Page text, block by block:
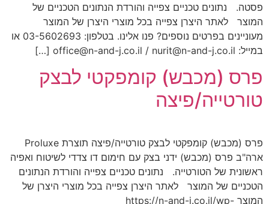
פסטה. נתונים טכניים צפייה והורדת הנתונים הטכניים של
המוצר לאתר היצרן צפייה בכל מוצרי היצרן של המוצר
מעוניינים בפרטים נוספים? פנו אלינו. בטלפון: 03-5602693 או
במייל: office@n-and-j.co.il / nurit@n-and-j.co.il […]
פרס (מכבש) קומפקטי לבצק
טורטייה/פיצה
פרס (מכבש) קומפקטי לבצק טורטייה/פיצה תוצרת Proluxe
ארה"ב פרס (מכבש) ידני בצק עם חימום דו צדדי לשיטוח ואפיה
ראשונית של הטורטייה. נתונים טכניים צפייה והורדת הנתונים
הטכניים של המוצר לאתר היצרן צפייה בכל מוצרי היצרן של
המוצר https://n-and-j.co.il/wp-